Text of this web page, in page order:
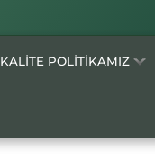
KALİTE POLİTİKAMIZ